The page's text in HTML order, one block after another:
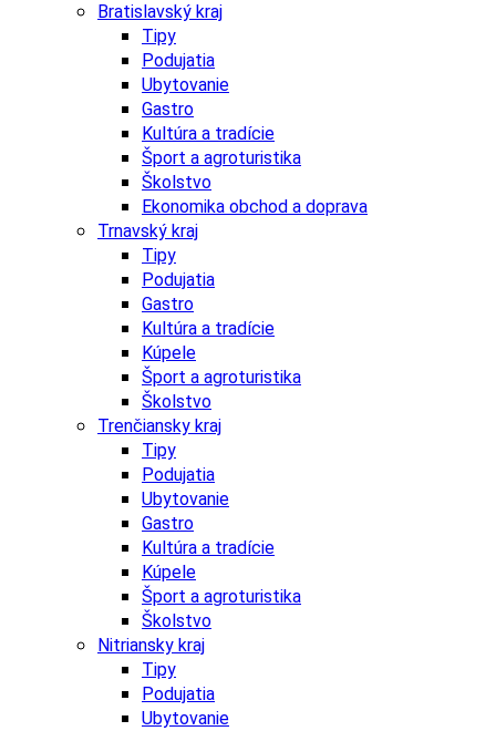
Bratislavský kraj
Tipy
Podujatia
Ubytovanie
Gastro
Kultúra a tradície
Šport a agroturistika
Školstvo
Ekonomika obchod a doprava
Trnavský kraj
Tipy
Podujatia
Gastro
Kultúra a tradície
Kúpele
Šport a agroturistika
Školstvo
Trenčiansky kraj
Tipy
Podujatia
Ubytovanie
Gastro
Kultúra a tradície
Kúpele
Šport a agroturistika
Školstvo
Nitriansky kraj
Tipy
Podujatia
Ubytovanie